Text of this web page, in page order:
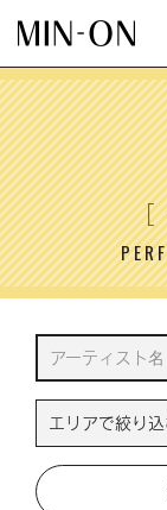
HOME ＞ 公演案内
［